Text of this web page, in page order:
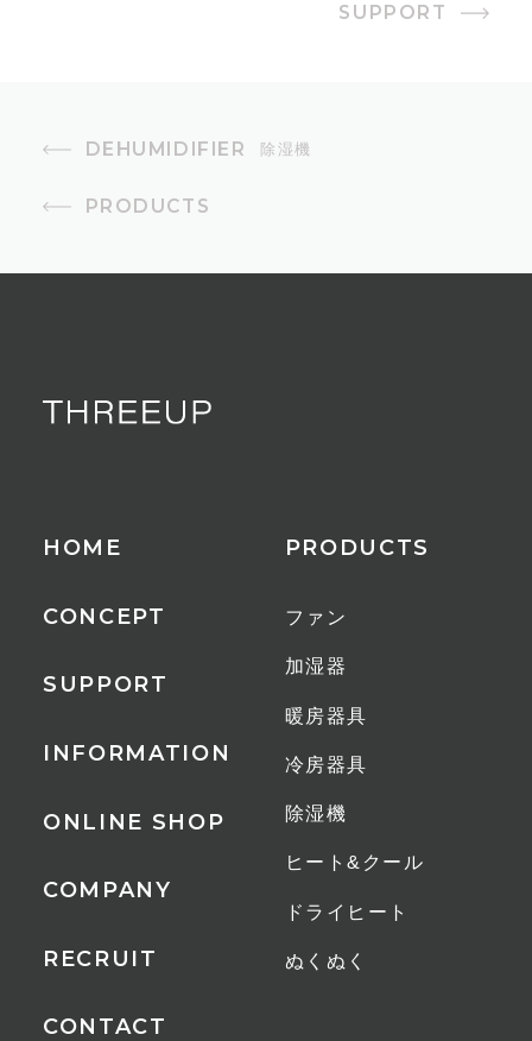
2段階
12時間
木造住宅：4畳(6m²)/5畳(8m²)、コ
ンクリート住宅：8畳(13m²)/10畳
排水ホース（約60cm）
DEHUMIDIFIER 除湿機
PRODUCTS
SUPPORT
HOME
CONCEPT
SUPPORT
INFORMATION
PRODUCTS
ファン
加湿器
暖房器具
冷房器具
除湿機
ヒート&クール
ドライヒート
ぬくぬく
ONLINE SHOP
COMPANY
RECRUIT
CONTACT